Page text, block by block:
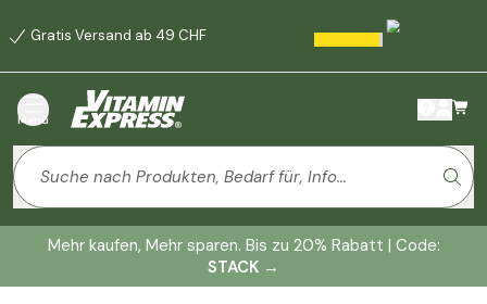
Gratis Versand ab 49 CHF
Menü
Mehr kaufen, Mehr sparen. Bis zu 20% Rabatt | Code:
STACK →